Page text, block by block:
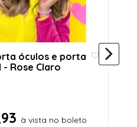
óculos e porta
Rose Claro
à vista no boleto